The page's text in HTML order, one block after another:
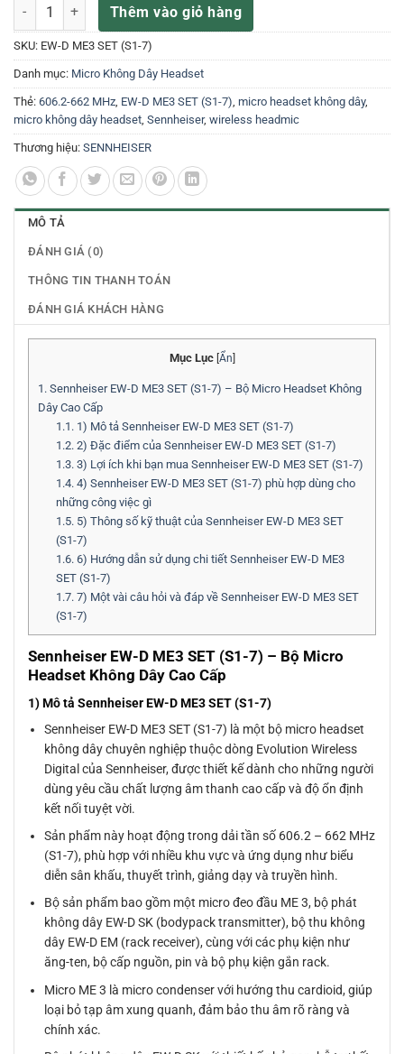
Sennheiser EW-D ME3 (S1-7) 606.2-662 MHz Bộ Micro headset
Thêm vào giỏ hàng
SKU: EW-D ME3 SET (S1-7)
Danh mục: Micro Không Dây Headset
Thẻ: 606.2-662 MHz EW-D ME3 SET (S1-7) micro headset không dây,
micro không dây headset Sennheiser, wireless headmic
Thương hiệu: SENNHEISER
MÔ TẢ
ĐÁNH GIÁ (0)
THÔNG TIN THANH TOÁN
ĐÁNH GIÁ KHÁCH HÀNG
Mục Lục Ẩn
1. Sennheiser EW-D ME3 SET (S1-7) – Bộ Micro Headset Không
Dây Cao Cấp
1.1.1) Mô tả Sennheiser EW-D ME3 SET (S1-7)
1.2.2) Đặc điểm của Sennheiser EW-D ME3 SET (S1-7)
1.3.3) Lợi ích khi bạn mua Sennheiser EW-D ME3 SET (S1-7)
1.4.4) Sennheiser EW-D ME3 SET (S1-7) phù hợp dùng cho
những công việc gì
1.5.5) Thông số kỹ thuật của Sennheiser EW-D ME3 SET
(S1-7)
1.6.6) Hướng dẫn sử dụng chi tiết Sennheiser EW-D ME3
SET (S1-7)
1.7.7) Một vài câu hỏi và đáp về Sennheiser EW-D ME3 SET
(S1-7)
Sennheiser EW-D ME3 SET (S1-7) – Bộ Micro
Headset Không Dây Cao Cấp
1) Mô tả Sennheiser EW-D ME3 SET (S1-7)
Sennheiser EW-D ME3 SET (S1-7) là một bộ micro headset
không dây chuyên nghiệp thuộc dòng Evolution Wireless
Digital của Sennheiser, được thiết kế dành cho những người
dùng yêu cầu chất lượng âm thanh cao cấp và độ ổn định
kết nối tuyệt vời.
Sản phẩm này hoạt động trong dải tần số 606.2 – 662 MHz
(S1-7), phù hợp với nhiều khu vực và ứng dụng như biểu
diễn sân khấu, thuyết trình, giảng dạy và truyền hình.
Bộ sản phẩm bao gồm một micro đeo đầu ME 3, bộ phát
không dây EW-D SK (bodypack transmitter), bộ thu không
dây EW-D EM (rack receiver), cùng với các phụ kiện như
ăng-ten, bộ cấp nguồn, pin và bộ phụ kiện gắn rack.
Micro ME 3 là micro condenser với hướng thu cardioid, giúp
loại bỏ tạp âm xung quanh, đảm bảo thu âm rõ ràng và
chính xác.